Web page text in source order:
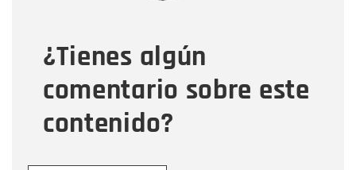
¿Tienes algún
comentario sobre este
contenido?
Mensaje